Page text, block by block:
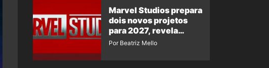
Marvel Studios prepara
dois novos projetos
para 2027, revela
insider
Por Beatriz Mello